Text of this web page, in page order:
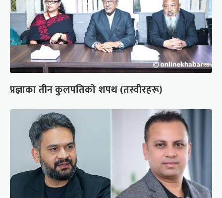
प्रज्ञाका तीन कुलपतिको शपथ (तस्वीरहरू)